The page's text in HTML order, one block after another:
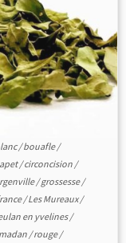
/bouafle/
/circoncision /
/grossesse/
/Les Mureaux/
en yvelines/
/rouge/